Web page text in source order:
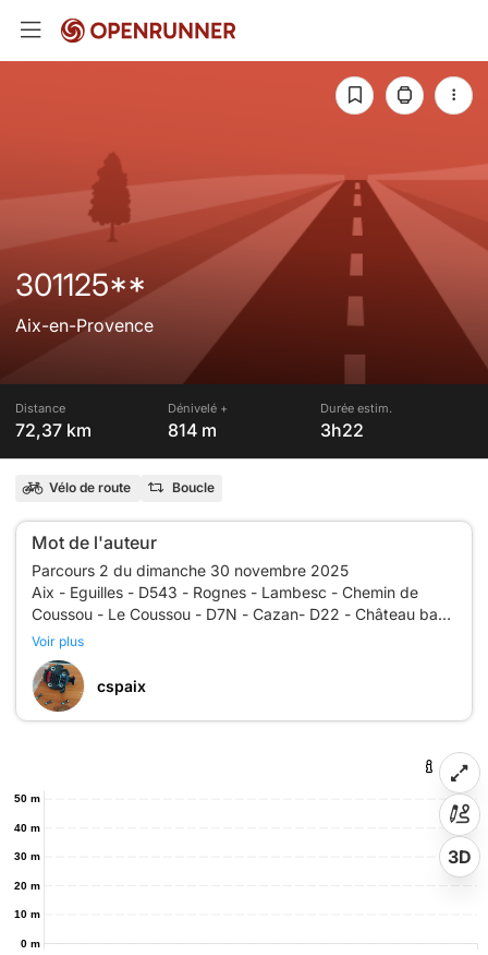
301125**
Aix-en-Provence
Distance
72,37 km
Dénivelé +
814 m
Durée estim.
3h22
Vélo de route Boucle
Mot de l'auteur
Parcours 2 du dimanche 30 novembre 2025
Aix - Eguilles - D543 - Rognes - Lambesc - Chemin de
Coussou - Le Coussou - D7N - Cazan- D22 - Château bas -
Badasset - Zoo de La Barben - Valmousse - D67E - Les
Voir plus
cspaix
0 m
10 m
20 m
30 m
40 m
50 m
3D